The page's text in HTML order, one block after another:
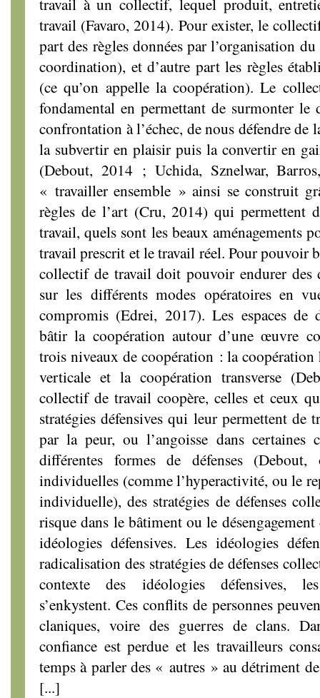
travail (Favaro, 2014). Pour exister, le
part des règles données par l’organisation
coordination), et d’autre part les règles
(ce qu’on appelle la coopération). Le
fondamental en permettant de surmonter le
confrontation à l’échec, de nous défendre de
la subvertir en plaisir puis la convertir en
(Debout, 2014 ; Uchida, Sznelwar,
« travailler ensemble » ainsi se construit
règles de l’art (Cru, 2014) qui permettent
travail, quels sont les beaux aménagements
travail prescrit et le travail réel. Pour pouvoir
collectif de travail doit pouvoir endurer des
sur les différents modes opératoires en
compromis (Edrei, 2017). Les espaces de
bâtir la coopération autour d’une œuvre
trois niveaux de coopération : la
verticale et la coopération transverse
collectif de travail coopère, celles et ceux
stratégies défensives qui leur permettent de
par la peur, ou l’angoisse dans certaines
différentes formes de défenses (Debout,
individuelles (comme l’hyperactivité, ou le
individuelle), des stratégies de défenses
risque dans le bâtiment ou le
idéologies défensives. Les idéologies
radicalisation des stratégies de défenses
contexte des idéologies défensives,
s’enkystent. Ces conflits de personnes
claniques, voire des guerres de clans.
confiance est perdue et les travailleurs
temps à parler des « autres » au détriment
[...]